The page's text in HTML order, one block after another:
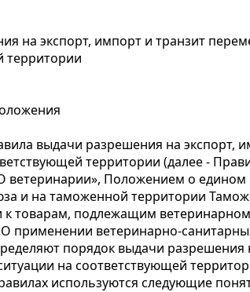
на экспорт, импорт и транзит
территории
выдачи разрешения на экспорт,
территории (далее -
ветеринарии», Положением о
и на таможенной территории
товарам, подлежащим
применении ветеринарно-
порядок выдачи
на соответствующей
используются следующие